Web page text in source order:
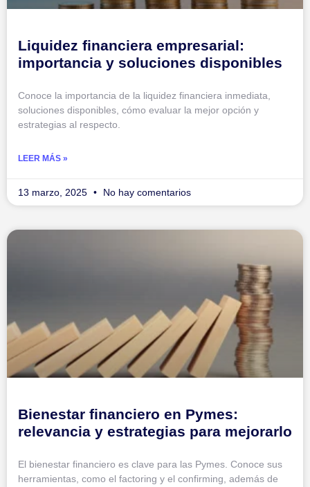
Liquidez financiera empresarial:
importancia y soluciones disponibles
Conoce la importancia de la liquidez financiera inmediata,
soluciones disponibles, cómo evaluar la mejor opción y
estrategias al respecto.
LEER MÁS »
13 marzo, 2025 No hay comentarios
Bienestar financiero en Pymes:
relevancia y estrategias para mejorarlo
El bienestar financiero es clave para las Pymes. Conoce sus
herramientas, como el factoring y el confirming, además de